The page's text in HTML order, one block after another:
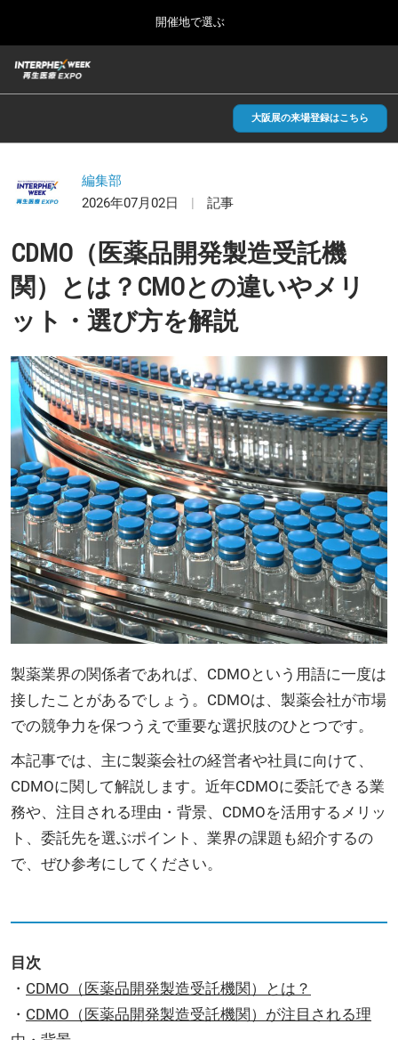
し
進
to
close
開催地で選ぶ
2027年06月30日
東京ビッグサイト/Tokyo Big Sight
全国ローカル
ー
ナ
シ
ン
を
折
り
た
た
大阪展の来場登録はこちら
編集部
2026年07月02日
記事
CDMO（医薬品開発製造受託機
関）とは？CMOとの違いやメリ
ット・選び方を解説
製薬業界の関係者であれば、CDMOという用語に一度は
接したことがあるでしょう。CDMOは、製薬会社が市場
での競争力を保つうえで重要な選択肢のひとつです。
本記事では、主に製薬会社の経営者や社員に向けて、
CDMOに関して解説します。近年CDMOに委託できる業
務や、注目される理由・背景、CDMOを活用するメリッ
ト、委託先を選ぶポイント、業界の課題も紹介するの
で、ぜひ参考にしてください。
目次
・ CDMO（医薬品開発製造受託機関）とは？
・ CDMO（医薬品開発製造受託機関）が注目される理